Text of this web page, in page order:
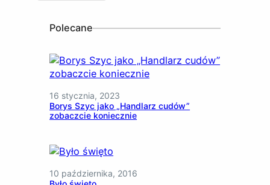
Polecane
16 stycznia, 2023
Borys Szyc jako „Handlarz cudów”
zobaczcie koniecznie
10 października, 2016